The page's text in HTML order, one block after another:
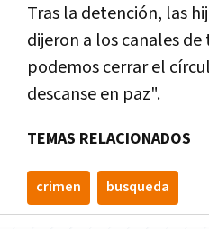
Tras la detención, las
dijeron a los canales
podemos cerrar el
descanse en paz".
TEMAS RELACIONADOS
crimen busqueda